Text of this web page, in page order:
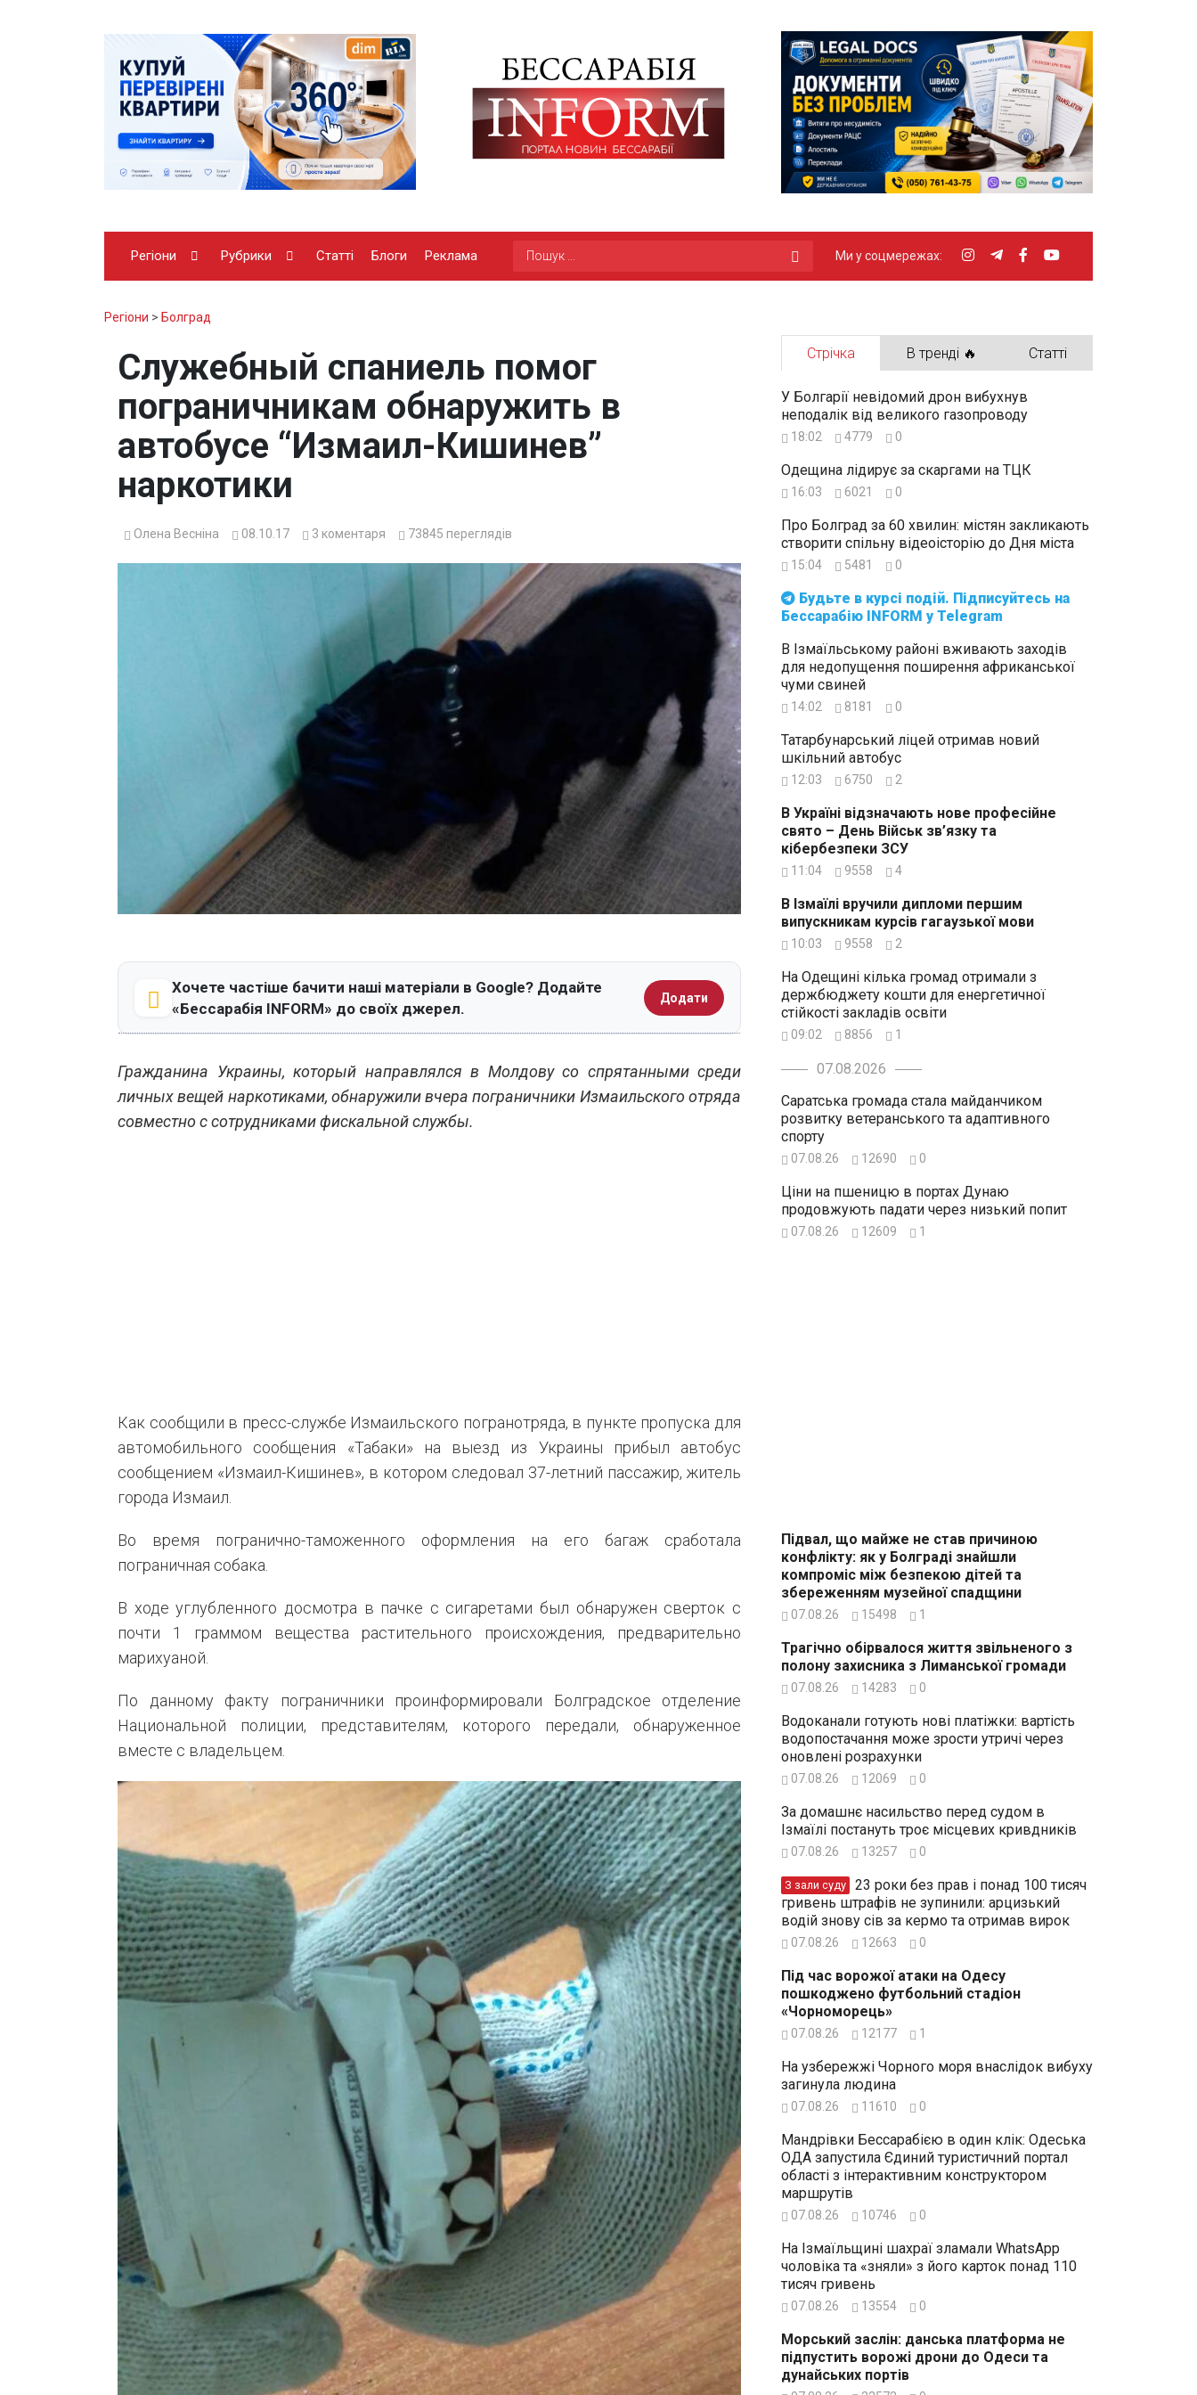
Регіони Рубрики Статті Блоги Реклама Ми у соцмережах:
Регіони > Болград
Служебный спаниель помог
пограничникам обнаружить в
автобусе “Измаил-Кишинев”
наркотики
Олена Весніна 08.10.17 3 коментаря 73845 переглядів
Хочете частіше бачити наші матеріали в Google? Додайте
«Бессарабія INFORM» до своїх джерел.
Додати
Гражданина Украины, который направлялся в Молдову со спрятанными среди
личных вещей наркотиками, обнаружили вчера пограничники Измаильского отряда
совместно с сотрудниками фискальной службы.
Как сообщили в пресс-службе Измаильского погранотряда, в пункте пропуска для
автомобильного сообщения «Табаки» на выезд из Украины прибыл автобус
сообщением «Измаил-Кишинев», в котором следовал 37-летний пассажир, житель
города Измаил.
Во время погранично-таможенного оформления на его багаж сработала
пограничная собака.
В ходе углубленного досмотра в пачке с сигаретами был обнаружен сверток с
почти 1 граммом вещества растительного происхождения, предварительно
марихуаной.
По данному факту пограничники проинформировали Болградское отделение
Национальной полиции, представителям, которого передали, обнаруженное
вместе с владельцем.
Стрічка В тренді 🔥 Статті
Бессарабію INFORM у Telegram
У Болгарії невідомий дрон вибухнув
неподалік від великого газопроводу
18:02 4779 0
Одещина лідирує за скаргами на ТЦК
16:03 6021 0
Про Болград за 60 хвилин: містян закликають
створити спільну відеоісторію до Дня міста
15:04 5481 0
В Ізмаїльському районі вживають заходів
для недопущення поширення африканської
чуми свиней
14:02 8181 0
Татарбунарський ліцей отримав новий
шкільний автобус
12:03 6750 2
В Україні відзначають нове професійне
свято – День Військ зв’язку та
кібербезпеки ЗСУ
11:04 9558 4
В Ізмаїлі вручили дипломи першим
випускникам курсів гагаузької мови
10:03 9558 2
На Одещині кілька громад отримали з
держбюджету кошти для енергетичної
стійкості закладів освіти
09:02 8856 1
07.08.2026
Саратська громада стала майданчиком
розвитку ветеранського та адаптивного
спорту
07.08.26 12690 0
Ціни на пшеницю в портах Дунаю
продовжують падати через низький попит
07.08.26 12609 1
Підвал, що майже не став причиною
конфлікту: як у Болграді знайшли
компроміс між безпекою дітей та
збереженням музейної спадщини
07.08.26 15498 1
Трагічно обірвалося життя звільненого з
полону захисника з Лиманської громади
07.08.26 14283 0
Водоканали готують нові платіжки: вартість
водопостачання може зрости утричі через
оновлені розрахунки
07.08.26 12069 0
За домашнє насильство перед судом в
Ізмаїлі постануть троє місцевих кривдників
07.08.26 13257 0
З зали суду
гривень штрафів не зупинили: арцизький
водій знову сів за кермо та отримав вирок
07.08.26 12663 0
Під час ворожої атаки на Одесу
пошкоджено футбольний стадіон
«Чорноморець»
07.08.26 12177 1
На узбережжі Чорного моря внаслідок вибуху
загинула людина
07.08.26 11610 0
Мандрівки Бессарабією в один клік: Одеська
ОДА запустила Єдиний туристичний портал
області з інтерактивним конструктором
маршрутів
07.08.26 10746 0
На Ізмаїльщині шахраї зламали WhatsApp
чоловіка та «зняли» з його карток понад 110
тисяч гривень
07.08.26 13554 0
Морський заслін: данська платформа не
підпустить ворожі дрони до Одеси та
дунайських портів